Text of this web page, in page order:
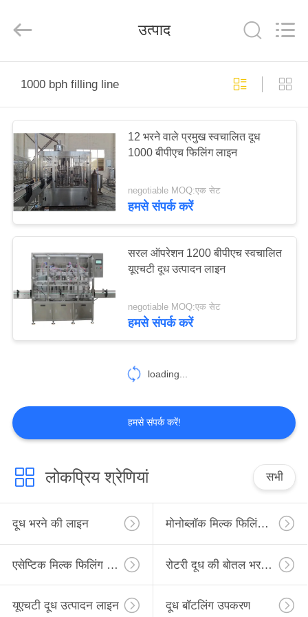
उत्पाद
हमारे
बारे
कारखाना
भ्रमण
गुणवत्ता
नियंत्रण
करें
उद्धरण
की
विनती
करे
साइटमैप
Enterprise
Management
Rights
उत्पाद
1000 bph filling line
12 भरने वाले प्रमुख स्वचालित दूध
1000 बीपीएच फिलिंग लाइन
negotiable MOQ:एक सेट
हमसे संपर्क करें
सरल ऑपरेशन 1200 बीपीएच स्वचालित
यूएचटी दूध उत्पादन लाइन
negotiable MOQ:एक सेट
हमसे संपर्क करें
loading...
हमसे संपर्क करें!
लोकप्रिय श्रेणियां सभी
दूध भरने की लाइन मोनोब्लॉक मिल्क फिलिंग लाइन
एसेप्टिक मिल्क फिलिंग लाइन रोटरी दूध की बोतल भरने की लाइन
यूएचटी दूध उत्पादन लाइन दूध बॉटलिंग उपकरण